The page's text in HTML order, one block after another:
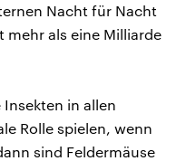
Nacht für Nacht
mehr als eine Milliarde
Insekten in allen
Rolle spielen, wenn
sind Feldermäuse